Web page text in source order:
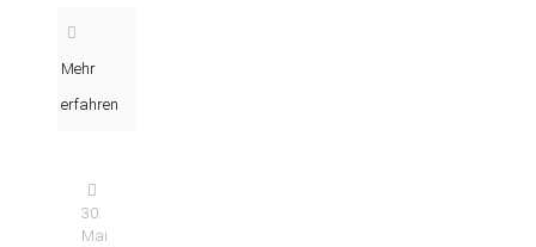
Mehr
erfahren
30.
Mai